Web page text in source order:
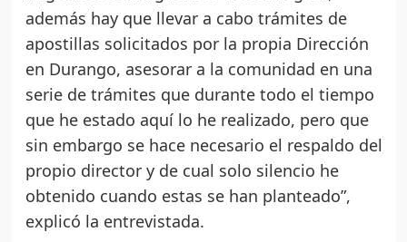
además hay que llevar a cabo trámites de
apostillas solicitados por la propia Dirección
en Durango, asesorar a la comunidad en una
serie de trámites que durante todo el tiempo
que he estado aquí lo he realizado, pero que
sin embargo se hace necesario el respaldo del
propio director y de cual solo silencio he
obtenido cuando estas se han planteado”,
explicó la entrevistada.